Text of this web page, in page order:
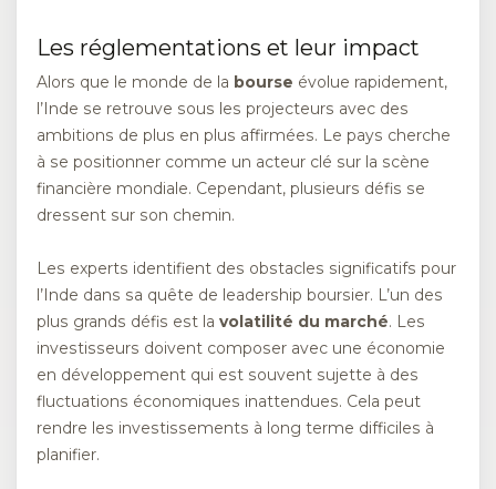
Les réglementations et leur impact
Alors que le monde de la bourse évolue rapidement,
l’Inde se retrouve sous les projecteurs avec des
ambitions de plus en plus affirmées. Le pays cherche
à se positionner comme un acteur clé sur la scène
financière mondiale. Cependant, plusieurs défis se
dressent sur son chemin.
Les experts identifient des obstacles significatifs pour
l’Inde dans sa quête de leadership boursier. L’un des
plus grands défis est la volatilité du marché. Les
investisseurs doivent composer avec une économie
en développement qui est souvent sujette à des
fluctuations économiques inattendues. Cela peut
rendre les investissements à long terme difficiles à
planifier.